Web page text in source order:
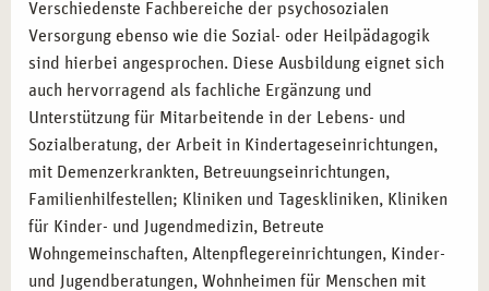
Verschiedenste Fachbereiche der psychosozialen
Versorgung ebenso wie die Sozial- oder Heilpädagogik
sind hierbei angesprochen. Diese Ausbildung eignet sich
auch hervorragend als fachliche Ergänzung und
Unterstützung für Mitarbeitende in der Lebens- und
Sozialberatung, der Arbeit in Kindertageseinrichtungen,
mit Demenzerkrankten, Betreuungseinrichtungen,
Familienhilfestellen; Kliniken und Tageskliniken, Kliniken
für Kinder- und Jugendmedizin, Betreute
Wohngemeinschaften, Altenpflegereinrichtungen, Kinder-
und Jugendberatungen, Wohnheimen für Menschen mit